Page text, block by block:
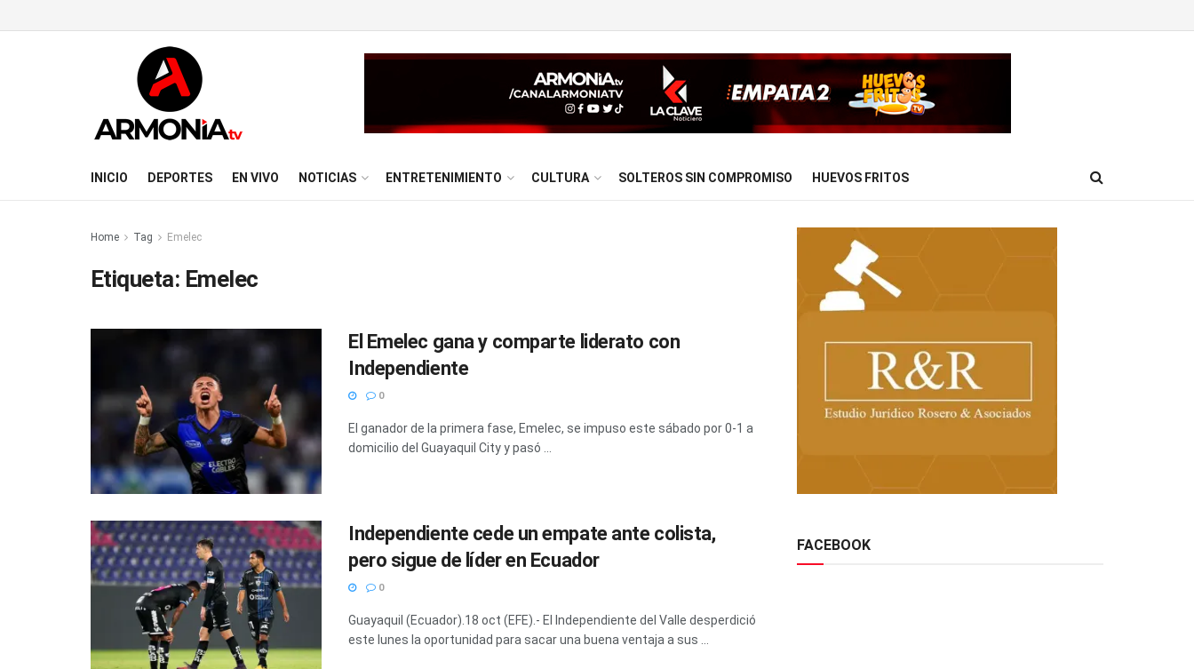
INICIO DEPORTES EN VIVO NOTICIAS ENTRETENIMIENTO CULTURA SOLTEROS SIN COMPROMISO HUEVOS FRITOS
Home Tag Emelec
Etiqueta: Emelec
El Emelec gana y comparte liderato con
Independiente
0
El ganador de la primera fase, Emelec, se impuso este sábado por 0-1 a
domicilio del Guayaquil City y pasó ...
Independiente cede un empate ante colista,
pero sigue de líder en Ecuador
0
Guayaquil (Ecuador).18 oct (EFE).- El Independiente del Valle desperdició
este lunes la oportunidad para sacar una buena ventaja a sus ...
FACEBOOK